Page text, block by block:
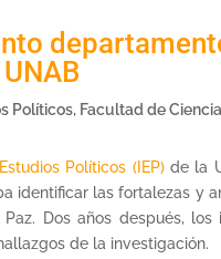
Políticos, Facultad de
Políticos (IEP)de la
identificar las fortalezas y
Dos años después,
de la investigación.